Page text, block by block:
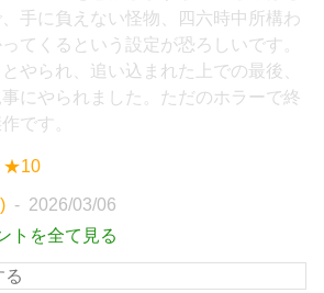
手に負えない怪物、四六時中所構わ
てくるという設定が恐ろしいです。
やられ、追い込まれた上での最後、
にやられました。ただのホラーで終
です。
★10
2026/03/06
トを全て見る